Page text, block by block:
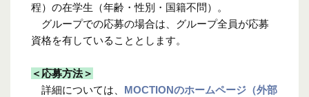
程）の在学生（年齢・性別・国籍不問）。
グループでの応募の場合は、グループ全員が応募
資格を有していることとします。
＜応募方法＞
詳細については、 MOCTIONのホームページ（外部